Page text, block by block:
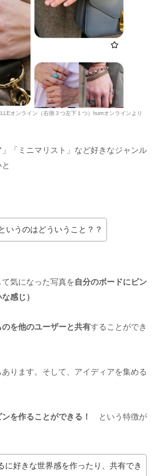
オンライン（右側３つ左下１つ）humオンラインより
」「ミニマリスト」など好きなジャンル
いうのはどういうこと？？
気になった写真を 自分のボードにピン
感じ）
のを他のユーザーと共有することができ
ります。そして、アイディアを集める
を作ることができる！
という特徴が
に好きな世界感を作ったり、共有でき